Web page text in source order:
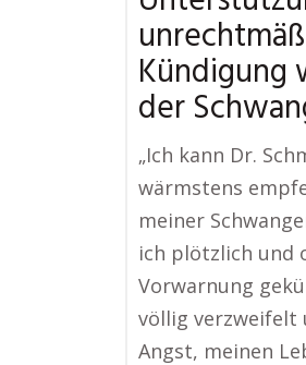
Kündigung
der
„Ich kann Dr.
wärmstens
meiner
ich plötzlich und
Vorwarnung
völlig verzweifelt
Angst, meinen